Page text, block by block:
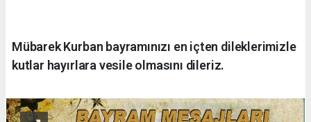
Mübarek Kurban bayramınızı en içten dileklerimizle
kutlar hayırlara vesile olmasını dileriz.